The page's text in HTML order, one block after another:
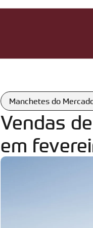
Manchetes do
Vendas
em